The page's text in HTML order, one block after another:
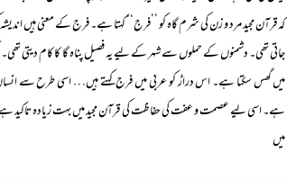
کہ قرآن مجید مرد و زن کی شرم گاہ کو ’’فرج‘‘ کہتا ہے۔ فرج کے معنی ہیں
جاتی تھی۔ دشمنوں کے حملوں سے شہر کے لیے یہ فصیل پناہ گا کا کام دیتی
میں گھس سکتا ہے۔ اس دراڑ کو عربی میں فرج کہتے ہیں… اسی طرح سے
ہے۔ اسی لیے عصمت و عفت کی حفاظت کی قرآن مجید میں بہت زیادہ تاکید
میں